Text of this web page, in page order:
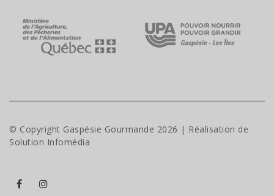
© Copyright Gaspésie Gourmande 2026 | Réalisation de
Solution Infomédia